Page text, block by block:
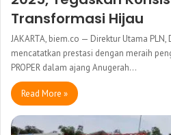
Transformasi Hijau
JAKARTA, biem.co — Direktur Utama
mencatatkan prestasi dengan meraih
PROPER dalam ajang Anugerah…
Read More »